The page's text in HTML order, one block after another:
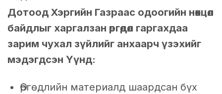
Дотоод Хэргийн Газраас одоогийн нөхцөл
байдлыг харгалзан өргөдөл гаргахдаа
зарим чухал зүйлийг анхаарч үзэхийг
мэдэгдсэн Үүнд:
Өргөдлийн материалд шаардсан бүх